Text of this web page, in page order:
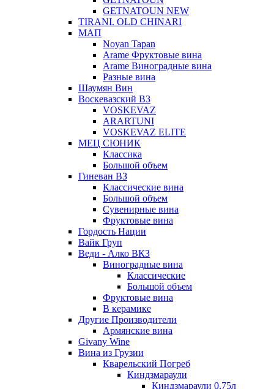
GETNATOUN NEW
TIRANI. OLD CHINARI
МАП
Noyan Tapan
Arame Фруктовые вина
Arame Виноградные вина
Разные вина
Шаумян Вин
Воскевазский ВЗ
VOSKEVAZ
ARARTUNI
VOSKEVAZ ELITE
МЕЦ СЮНИК
Классика
Большой объем
Гиневан ВЗ
Классические вина
Большой объем
Сувенирные вина
Фруктовые вина
Гордость Нации
Вайк Груп
Веди - Алко ВКЗ
Виноградные вина
Классические
Большой объем
Фруктовые вина
В керамике
Другие Производители
Армянские вина
Givany Wine
Вина из Грузии
Кварельский Погреб
Киндзмараули
Киндзмараули 0,75л